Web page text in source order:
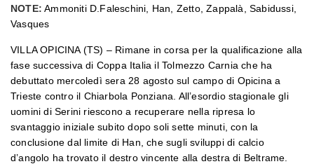
NOTE: Ammoniti D.Faleschini, Han, Zetto, Zappalà, Sabidussi,
Vasques
VILLA OPICINA (TS) – Rimane in corsa per la qualificazione alla
fase successiva di Coppa Italia il Tolmezzo Carnia che ha
debuttato mercoledì sera 28 agosto sul campo di Opicina a
Trieste contro il Chiarbola Ponziana. All’esordio stagionale gli
uomini di Serini riescono a recuperare nella ripresa lo
svantaggio iniziale subito dopo soli sette minuti, con la
conclusione dal limite di Han, che sugli sviluppi di calcio
d’angolo ha trovato il destro vincente alla destra di Beltrame.